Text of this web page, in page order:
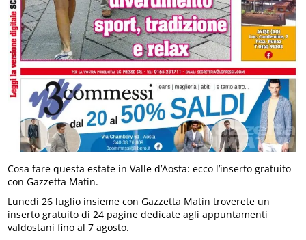
Cosa fare questa estate in Valle d’Aosta: ecco l’inserto gratuito
con Gazzetta Matin.
Lunedì 26 luglio insieme con Gazzetta Matin troverete un
inserto gratuito di 24 pagine dedicate agli appuntamenti
valdostani fino al 7 agosto.